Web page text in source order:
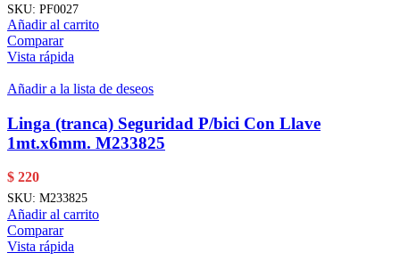
SKU: PF0027
Añadir al carrito
Comparar
Vista rápida
Añadir a la lista de deseos
Linga (tranca) Seguridad P/bici Con Llave
1mt.x6mm. M233825
$ 220
SKU: M233825
Añadir al carrito
Comparar
Vista rápida